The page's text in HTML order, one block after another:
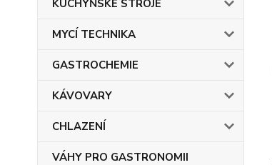
KUCHYŇSKÉ STROJE
MYCÍ TECHNIKA
GASTROCHEMIE
KÁVOVARY
CHLAZENÍ
VÁHY PRO GASTRONOMII